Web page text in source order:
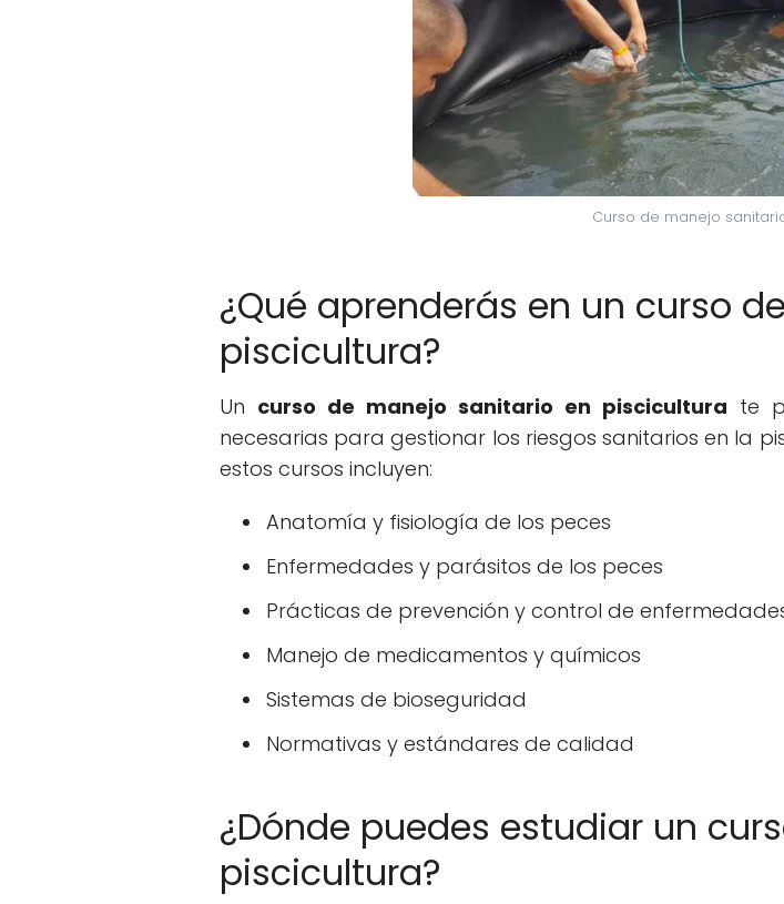
Curso de manejo
¿Qué aprenderás en un curso
piscicultura?
Un curso de manejo sanitario en piscicultura te
necesarias para gestionar los riesgos sanitarios en la
estos cursos incluyen:
Anatomía y fisiología de los peces
Enfermedades y parásitos de los peces
Prácticas de prevención y control de
Manejo de medicamentos y químicos
Sistemas de bioseguridad
Normativas y estándares de calidad
¿Dónde puedes estudiar un
piscicultura?